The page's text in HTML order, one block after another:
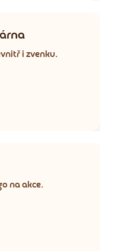
i zvenku.
na akce.